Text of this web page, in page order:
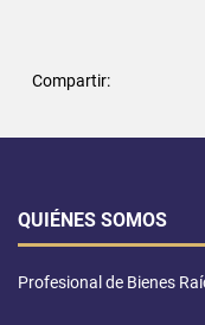
Compartir:
QUIÉNES SOMOS
Profesional de Bienes